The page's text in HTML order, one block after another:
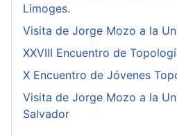
Limoges.
Visita de Jorge Mozo a la
XXVIII Encuentro de
X Encuentro de Jóvenes
Visita de Jorge Mozo a la
Salvador